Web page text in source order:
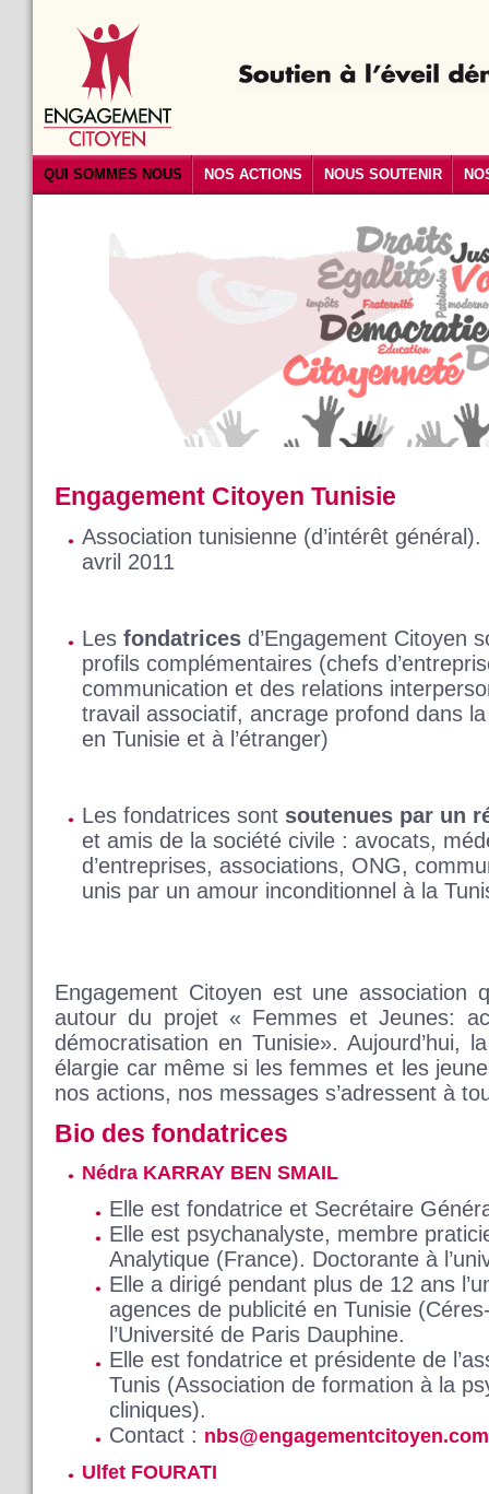
QUI SOMMES NOUS NOS ACTIONS NOUS SOUTENIR
Engagement Citoyen Tunisie
Association tunisienne (d’intérêt
avril 2011
Les fondatrices d’Engagement Citoyen
profils complémentaires (chefs
communication et des relations
travail associatif, ancrage profond dans
en Tunisie et à l’étranger)
Les fondatrices sont soutenues par un
et amis de la société civile : avocats,
d’entreprises, associations, ONG,
unis par un amour inconditionnel à la
Engagement Citoyen est une association
autour du projet « Femmes et Jeunes:
démocratisation en Tunisie». Aujourd’hui,
élargie car même si les femmes et les
nos actions, nos messages s’adressent à
Bio des fondatrices
Nédra KARRAY BEN SMAIL
Elle est fondatrice et Secrétaire
Elle est psychanalyste, membre
Analytique (France). Doctorante à
Elle a dirigé pendant plus de 12 ans
agences de publicité en Tunisie
l’Université de Paris Dauphine.
Elle est fondatrice et présidente de
Tunis (Association de formation à la
cliniques).
Contact : nbs@engagementcitoyen.com
Ulfet FOURATI